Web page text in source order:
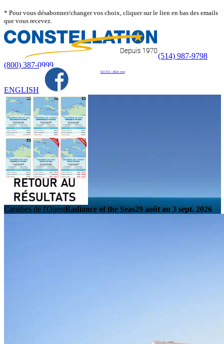
* Pour vous désabonner/changer vos choix, cliquer sur le lien en bas des emails
que vous recevez.
(514) 987-9798
(800) 387-0999
GO TO / Aller vers
ENGLISH
Caraïbes de l'OuestRadiance of the Seas29 août au 3 sept. 2026